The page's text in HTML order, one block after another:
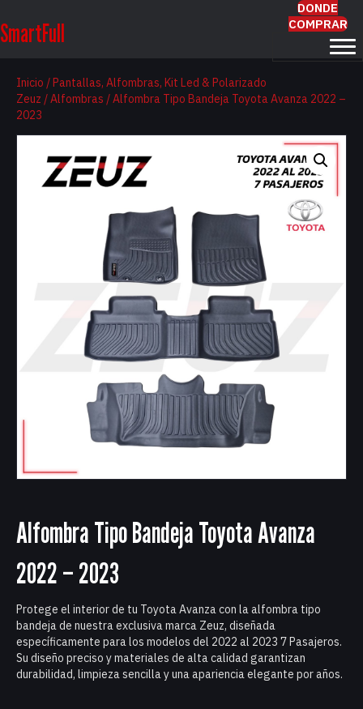
SmartFull
DONDE
COMPRAR
Inicio /Pantallas, Alfombras, Kit Led & Polarizado
Zeuz /Alfombras / Alfombra Tipo Bandeja Toyota Avanza 2022 –
2023
Alfombra Tipo Bandeja Toyota Avanza
2022 – 2023
Protege el interior de tu Toyota Avanza con la alfombra tipo
bandeja de nuestra exclusiva marca Zeuz, diseñada
específicamente para los modelos del 2022 al 2023 7 Pasajeros.
Su diseño preciso y materiales de alta calidad garantizan
durabilidad, limpieza sencilla y una apariencia elegante por años.